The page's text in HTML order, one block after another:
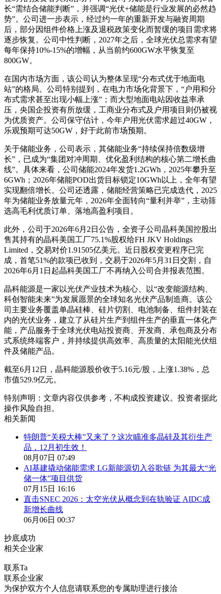
长“需结合储能判断”，并强调“光伏+储能是行业发展的必然趋
势”。公司进一步表示，经过约一年的重新开发与融资周期
后，部分因组件价格上涨及退税政策变化而暂缓的项目需求将
逐步恢复。公司中性判断，2027年之后，全球光伏总需求有望
每年保持10%-15%的增幅，从当前约600GW水平恢复至
800GW。
在国内市场方面，该公司认为整体呈现“分布式优于地面电
站”的格局。公司特别提到，在电力市场化背景下，“户用和分
布式需求甚至出现小幅上涨”；而大型地面电站因收益率承
压，央国企投资有所放缓，工商业分布式及户用项目则仍被视
为优质资产。公司保守估计，今年户用光伏需求超过40GW，
乐观预期可达50GW，好于此前市场预期。
关于储能业务，公司表示，其储能业务“持续保持倍数级增
长”，已成为“集团对冲周期、优化盈利结构的核心第二增长曲
线”。具体来看，公司储能2024年发货1.2GWh，2025年攀升至
6GWh；2026年储能POD出货目标锁定10GWh以上，全年有望
实现翻倍增长。公司还透露，储能经营策略已完成迭代，2025
年为储能业务放量元年，2026年全面转向“量利并举”，主动筛
选高毛利优质订单、落地高盈利项目。
此外，公司于2026年6月2日公告，全资子公司晶科美国控股出
售其持有的晶科美国工厂75.1%股权给FH JKV Holdings
Limited，交易对价1.91505亿美元。近日股权变更程序已完
成，首笔51%的款项已收到，交易于2026年5月31日交割，自
2026年6月1日起晶科美国工厂不再纳入公司合并报表范围。
晶科能源是一家以光伏产业技术为核心、以“改变能源结构、
科创智能未来”为发展愿景的全球知名光伏产品制造商。该公
司主要业务覆盖单晶硅棒、硅片切割、电池制备、组件封装在
内的光伏业务，建立了从硅片生产到组件生产的垂直一体化产
能，产品服务于全球光伏电站投资商、开发商、承包商及分布
式系统终端客户，并持续提供高效率、高质量的太阳能光伏组
件及储能产品。
截至6月12日，晶科能源股价收于5.16元/股，上涨1.38%，总
市值529.9亿元。
特别声明：文章内容仅供参考，不构成投资建议。投资者据此
操作风险自担。
相关新闻
特朗普“关税大棒”又来了？这次瞄准多晶硅及其衍生产
品，12月初生效！
08月07日 07:49
AI基建撬动储能需求 LG新能源切入谷歌链 为其最大“光
储一体”项目供货
07月15日 16:16
直击SNEC 2026：太空光伏从概念到在轨验证 AIDC成
新增长曲线
06月06日 00:37
抄底成功
相关企业家
联系Ta
联系企业家
为保护双方个人信息请联系您的专属助理进行接洽